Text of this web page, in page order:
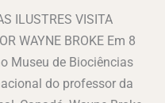
ILUSTRES VISITA
WAYNE BROKE Em 8
Museu de Biociências
do professor da